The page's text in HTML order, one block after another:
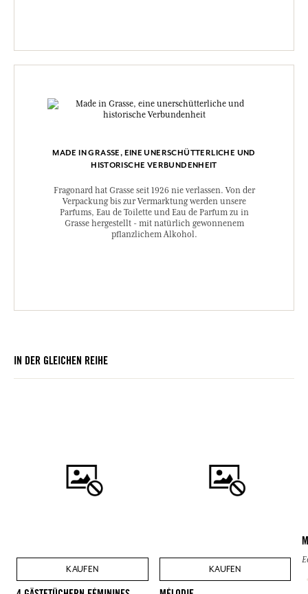
MADE IN GRASSE, EINE UNERSCHÜTTERLICHE UND
HISTORISCHE VERBUNDENHEIT
Fragonard hat Grasse seit 1926 nie verlassen. Von der
Verpackung bis zur Vermarktung werden unsere
Parfums, Eau de Toilette und Eau de Parfum zu in
Grasse hergestellt - mit natürlich gewonnenem
pflanzlichem Alkohol.
IN DER GLEICHEN REIHE
KAUFEN KAUFEN